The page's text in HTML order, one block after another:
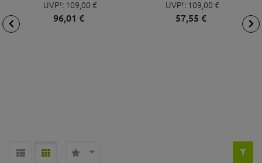
UVP¹: 109,00 €
96,01 €
UVP¹: 109,00 €
57,55 €